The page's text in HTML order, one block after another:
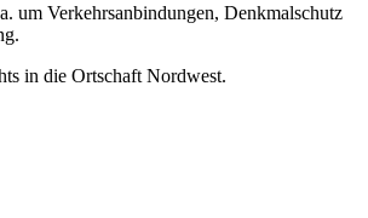
um Verkehrsanbindungen, Denkmalschutz
in die Ortschaft Nordwest.